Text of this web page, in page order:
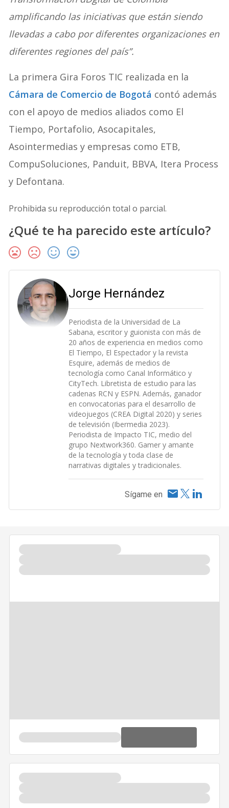
amplificando las iniciativas que están siendo
llevadas a cabo por diferentes organizaciones en
diferentes regiones del país”.
La primera Gira Foros TIC realizada en la
Cámara de Comercio de Bogotá contó además
con el apoyo de medios aliados como El
Tiempo, Portafolio, Asocapitales,
Asointermedias y empresas como ETB,
CompuSoluciones, Panduit, BBVA, Itera Process
y Defontana.
Prohibida su reproducción total o parcial.
¿Qué te ha parecido este artículo?
Jorge Hernández
Periodista de la Universidad de La
Sabana, escritor y guionista con más de
20 años de experiencia en medios como
El Tiempo, El Espectador y la revista
Esquire, además de medios de
tecnología como Canal Informático y
CityTech. Libretista de estudio para las
cadenas RCN y ESPN. Además, ganador
en convocatorias para el desarrollo de
videojuegos (CREA Digital 2020) y series
de televisión (Ibermedia 2023).
Periodista de Impacto TIC, medio del
grupo Nextwork360. Gamer y amante
de la tecnología y toda clase de
narrativas digitales y tradicionales.
Sígame en